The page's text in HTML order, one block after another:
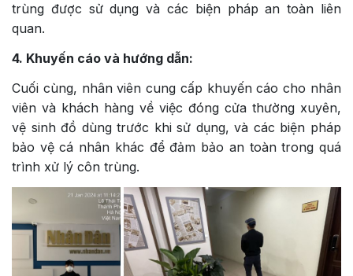
trùng được sử dụng và các biện pháp an toàn liên
quan.
4. Khuyến cáo và hướng dẫn:
Cuối cùng, nhân viên cung cấp khuyến cáo cho nhân
viên và khách hàng về việc đóng cửa thường xuyên,
vệ sinh đồ dùng trước khi sử dụng, và các biện pháp
bảo vệ cá nhân khác để đảm bảo an toàn trong quá
trình xử lý côn trùng.